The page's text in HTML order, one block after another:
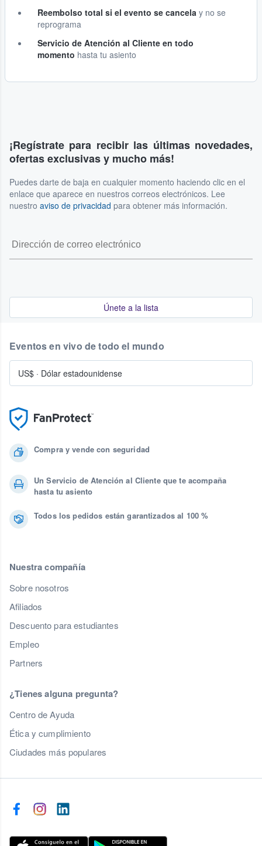
Reembolso total si el evento se cancela y no se
reprograma
Servicio de Atención al Cliente en todo
momento hasta tu asiento
¡Regístrate para recibir las últimas novedades,
ofertas exclusivas y mucho más!
Puedes darte de baja en cualquier momento haciendo clic en el
enlace que aparece en nuestros correos electrónicos. Lee
nuestro aviso de privacidad para obtener más información.
Únete a la lista
Compra y vende con seguridad
Un Servicio de Atención al Cliente que te acompaña
hasta tu asiento
Todos los pedidos están garantizados al 100 %
Nuestra compañía
Sobre nosotros
Afiliados
Descuento para estudiantes
Empleo
Partners
¿Tienes alguna pregunta?
Centro de Ayuda
Ética y cumplimiento
Ciudades más populares
Eventos en vivo de todo el mundo
US$ · Dólar estadounidense